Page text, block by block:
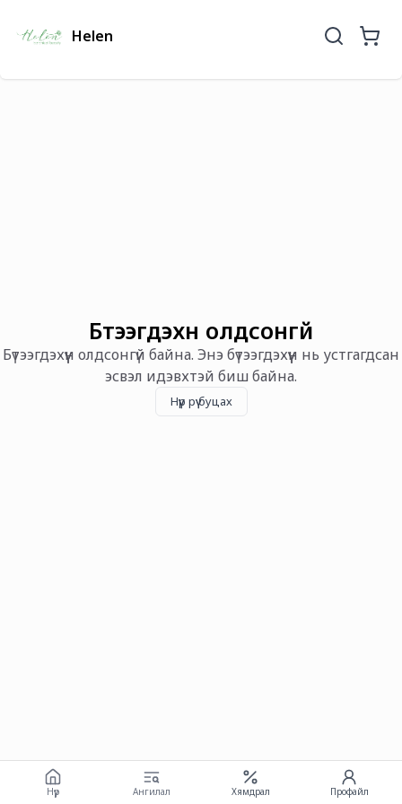
Helen
Бүтээгдэхүүн олдсонгүй
Бүтээгдэхүүн олдсонгүй байна. Энэ бүтээгдэхүүн нь устгагдсан
эсвэл идэвхтэй биш байна.
Нүүр рүү буцах
Нүүр Ангилал Хямдрал Профайл